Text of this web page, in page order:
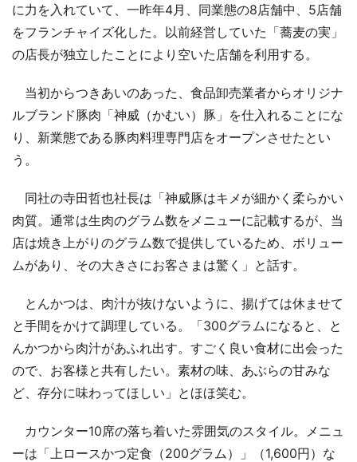
に力を入れていて、一昨年4月、同業態の8店舗中、5店舗
をフランチャイズ化した。以前経営していた「蕎麦の実」
の店長が独立したことにより空いた店舗を利用する。
当初からつきあいのあった、食品卸売業者からオリジナ
ルブランド豚肉「神威（かむい）豚」を仕入れることにな
り、新業態である豚肉料理専門店をオープンさせたとい
う。
同社の寺田哲也社長は「神威豚はキメが細かく柔らかい
肉質。通常は生肉のグラム数をメニューに記載するが、当
店は焼き上がりのグラム数で提供しているため、ボリュー
ムがあり、その大きさにお客さまは驚く」と話す。
とんかつは、肉汁が抜けないように、揚げては休ませて
と手間をかけて調理している。「300グラムになると、と
んかつから肉汁があふれ出す。すごく良い食材に出会った
ので、お客様と共有したい。素材の味、あぶらの甘みな
ど、存分に味わってほしい」とほほ笑む。
カウンター10席の落ち着いた雰囲気のスタイル。メニュ
ーは「上ロースかつ定食（200グラム）」（1,600円）な